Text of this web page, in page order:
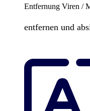
Entfernung Viren /
entfernen und